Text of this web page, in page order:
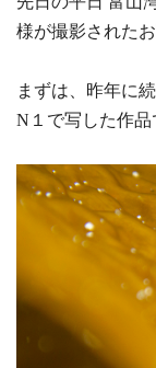
様が撮影された
まずは、昨年に
N１で写した作品